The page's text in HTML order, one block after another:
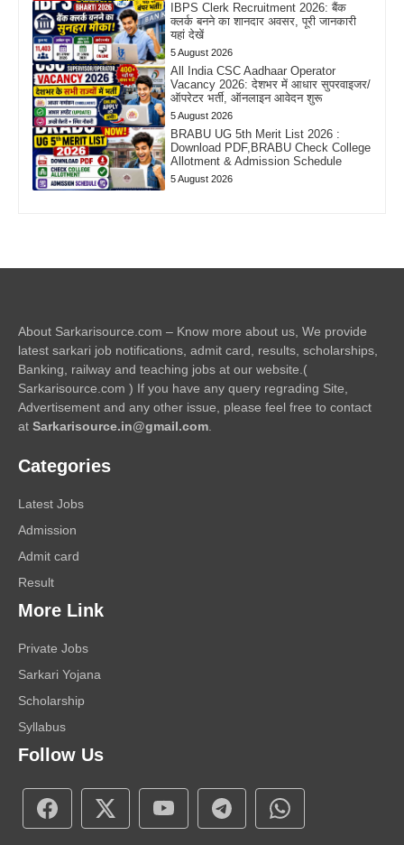
IBPS Clerk Recruitment 2026: बैंक
क्लर्क बनने का शानदार अवसर, पूरी जानकारी
यहां देखें
5 August 2026
All India CSC Aadhaar Operator
Vacancy 2026: देशभर में आधार सुपरवाइजर/
ऑपरेटर भर्ती, ऑनलाइन आवेदन शुरू
5 August 2026
BRABU UG 5th Merit List 2026 :
Download PDF,BRABU Check College
Allotment & Admission Schedule
5 August 2026
About Sarkarisource.com – Know more about us, We provide
latest sarkari job notifications, admit card, results, scholarships,
Banking, railway and teaching jobs at our website.(
Sarkarisource.com ) If you have any query regrading Site,
Advertisement and any other issue, please feel free to contact
at Sarkarisource.in@gmail.com
Categories
Latest Jobs
Admission
Admit card
Result
More Link
Private Jobs
Sarkari Yojana
Scholarship
Syllabus
Follow Us